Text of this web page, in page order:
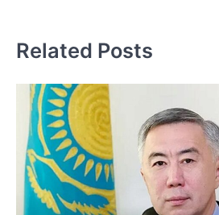
Related Posts